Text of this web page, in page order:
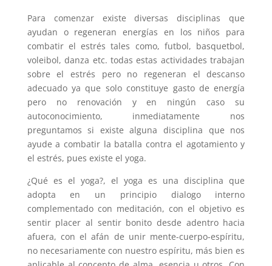
Para comenzar existe diversas disciplinas que
ayudan o regeneran energías en los niños para
combatir el estrés tales como, futbol, basquetbol,
voleibol, danza etc. todas estas actividades trabajan
sobre el estrés pero no regeneran el descanso
adecuado ya que solo constituye gasto de energía
pero no renovación y en ningún caso su
autoconocimiento, inmediatamente nos
preguntamos si existe alguna disciplina que nos
ayude a combatir la batalla contra el agotamiento y
el estrés, pues existe el yoga.
¿Qué es el yoga?, el yoga es una disciplina que
adopta en un principio dialogo interno
complementado con meditación, con el objetivo es
sentir placer al sentir bonito desde adentro hacia
afuera, con el afán de unir mente-cuerpo-espíritu,
no necesariamente con nuestro espíritu, más bien es